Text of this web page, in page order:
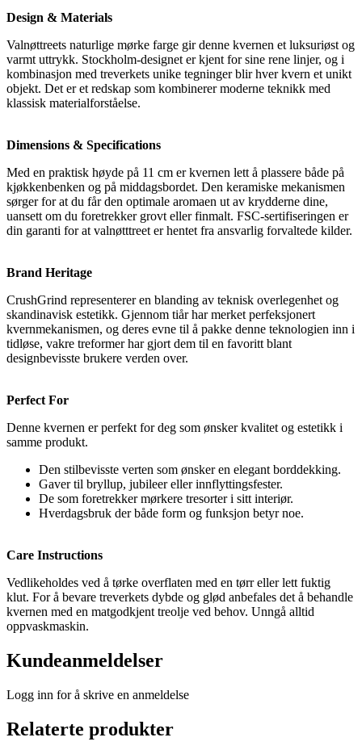
Design & Materials
Valnøttreets naturlige mørke farge gir denne kvernen et luksuriøst og
varmt uttrykk. Stockholm-designet er kjent for sine rene linjer, og i
kombinasjon med treverkets unike tegninger blir hver kvern et unikt
objekt. Det er et redskap som kombinerer moderne teknikk med
klassisk materialforståelse.
Dimensions & Specifications
Med en praktisk høyde på 11 cm er kvernen lett å plassere både på
kjøkkenbenken og på middagsbordet. Den keramiske mekanismen
sørger for at du får den optimale aromaen ut av krydderne dine,
uansett om du foretrekker grovt eller finmalt. FSC-sertifiseringen er
din garanti for at valnøtttreet er hentet fra ansvarlig forvaltede kilder.
Brand Heritage
CrushGrind representerer en blanding av teknisk overlegenhet og
skandinavisk estetikk. Gjennom tiår har merket perfeksjonert
kvernmekanismen, og deres evne til å pakke denne teknologien inn i
tidløse, vakre treformer har gjort dem til en favoritt blant
designbevisste brukere verden over.
Perfect For
Denne kvernen er perfekt for deg som ønsker kvalitet og estetikk i
samme produkt.
Den stilbevisste verten som ønsker en elegant borddekking.
Gaver til bryllup, jubileer eller innflyttingsfester.
De som foretrekker mørkere tresorter i sitt interiør.
Hverdagsbruk der både form og funksjon betyr noe.
Care Instructions
Vedlikeholdes ved å tørke overflaten med en tørr eller lett fuktig
klut. For å bevare treverkets dybde og glød anbefales det å behandle
kvernen med en matgodkjent treolje ved behov. Unngå alltid
oppvaskmaskin.
Kundeanmeldelser
Logg inn for å skrive en anmeldelse
Relaterte produkter